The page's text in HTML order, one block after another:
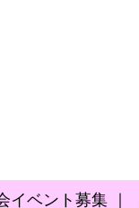
イベント募集